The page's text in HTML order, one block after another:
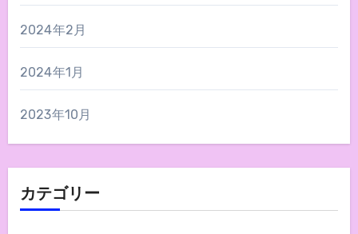
2024年2月
2024年1月
2023年10月
カテゴリー